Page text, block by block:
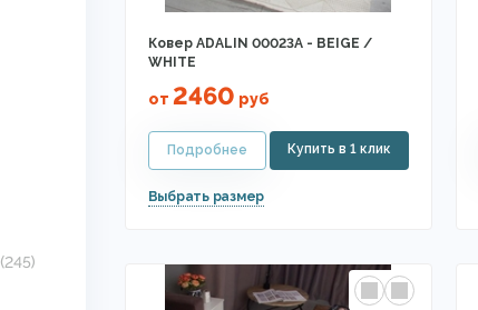
(245)
Ковер ADALIN 00023A - BEIGE /
WHITE
от 2460 руб